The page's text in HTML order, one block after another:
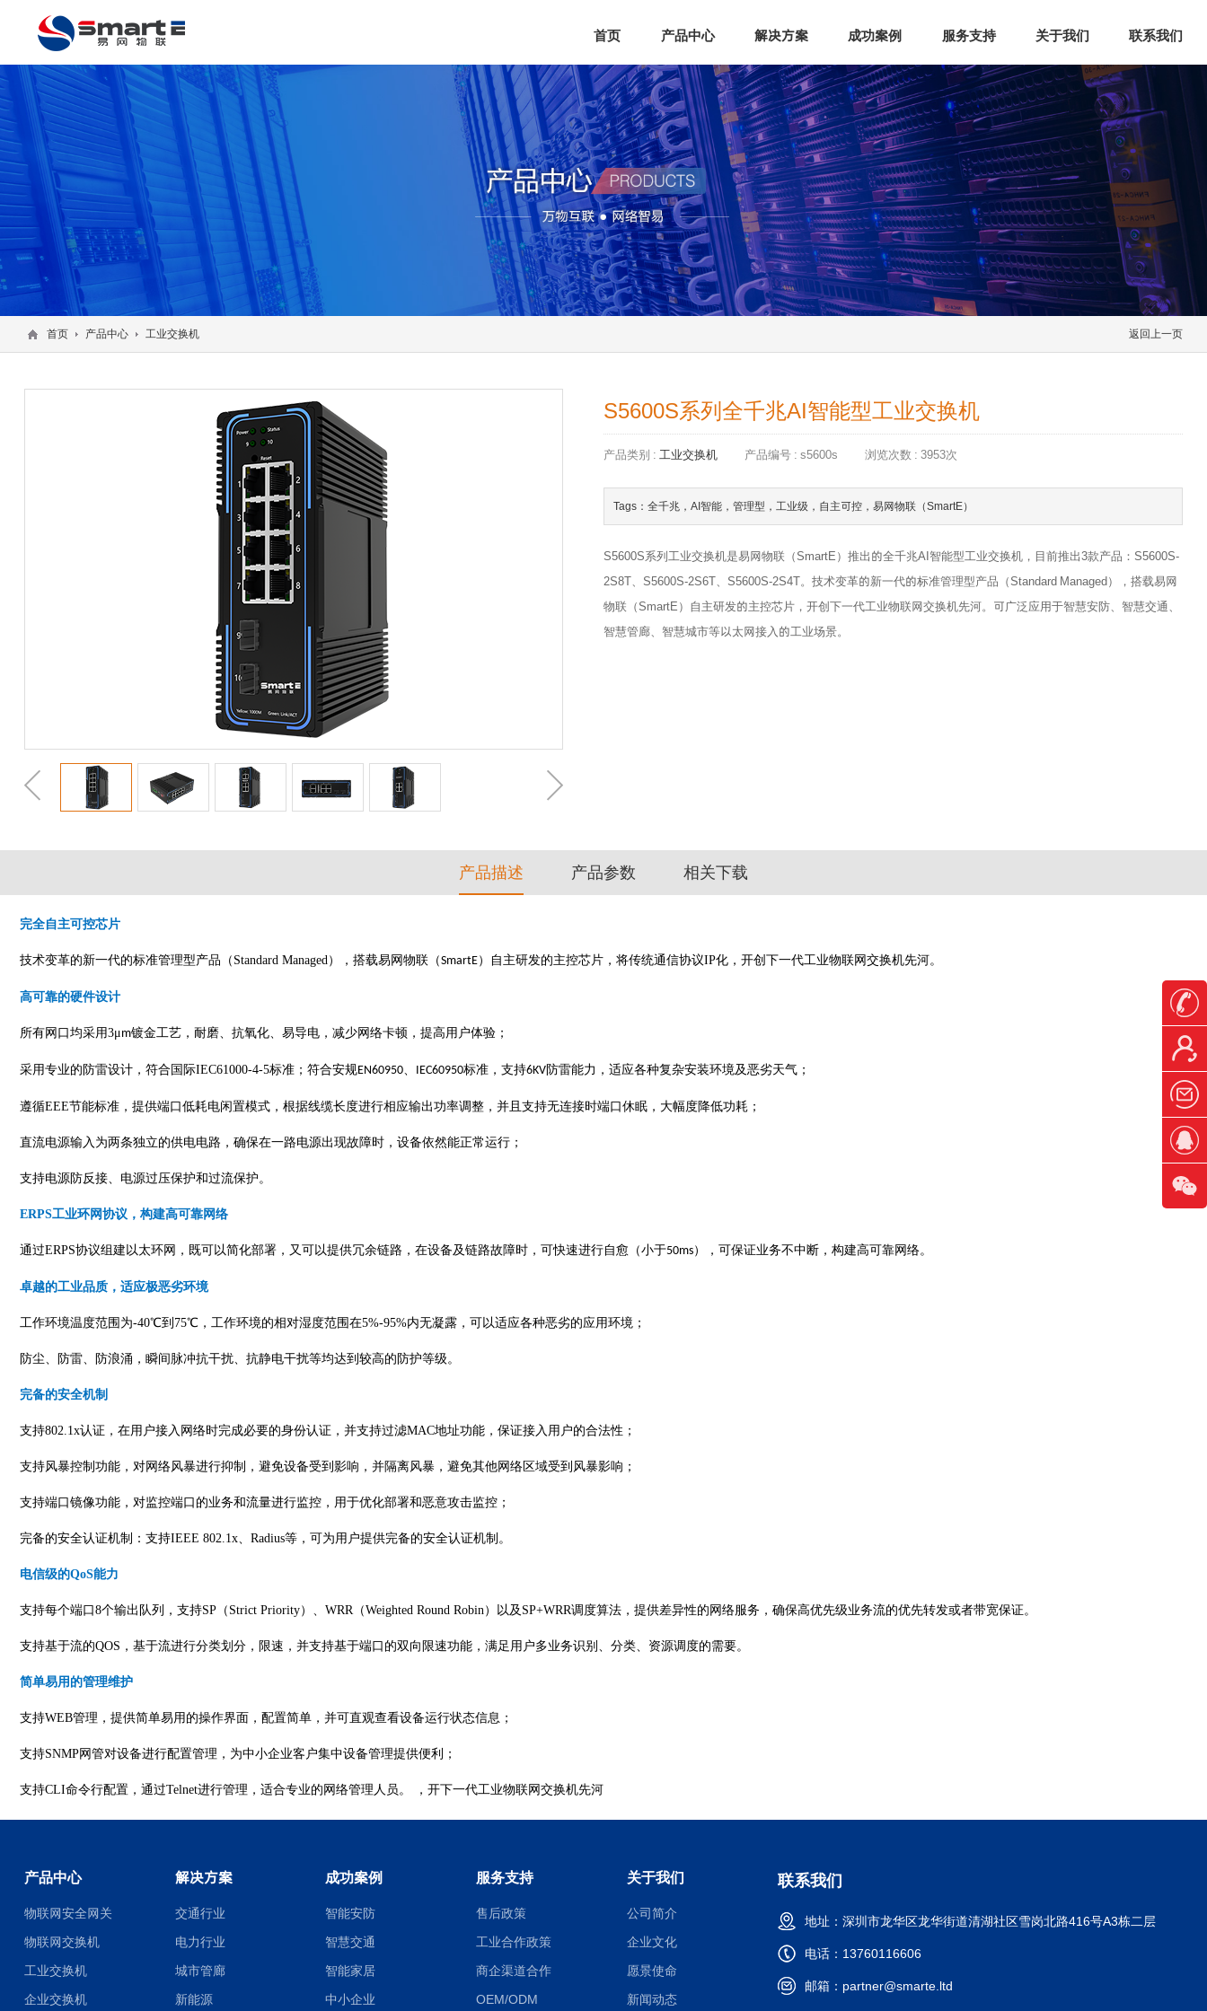
首页 产品中心 解决方案 成功案例 服务支持 关于我们 联系我们
返回上一页
首页 产品中心 工业交换机
S5600S系列全千兆AI智能型工业交换机
产品类别 : 工业交换机 产品编号 : s5600s 浏览次数 : 3953次
Tags：全千兆，AI智能，管理型，工业级，自主可控，易网物联（SmartE）
S5600S系列工业交换机是易网物联（SmartE）推出的全千兆AI智能型工业交换机，目前推出3款产品：S5600S-
2S8T、S5600S-2S6T、S5600S-2S4T。技术变革的新一代的标准管理型产品（Standard Managed），搭载易网
物联（SmartE）自主研发的主控芯片，开创下一代工业物联网交换机先河。可广泛应用于智慧安防、智慧交通、
智慧管廊、智慧城市等以太网接入的工业场景。
产品描述 产品参数 相关下载
完全自主可控芯片
技术变革的新一代的标准管理型产品（ Standard Managed），搭载易网物联（SmartE）自主研发的主控芯片，将传统通信协议IP化，开创 下一代工业物联网交换机先河。
高可靠的硬件设计
所有网口均采用3μm镀金工艺，耐磨、抗氧化、易导电，减少网络卡顿，提高用户体验；
采用专业的防雷设计，符合国际IEC61000-4-5标准；符合安规EN60950、 IEC60950标准，支持6KV防雷能力，适应各种复杂安装环境及恶劣天气；
遵循EEE节能标准，提供端口低耗电闲置模式，根据线缆长度进行相应输出功率调整，并且支持无连接时端口休眠，大幅度降低功耗；
直流电源输入为两条独立的供电电路，确保在一路电源出现故障时，设备依然能正常运行；
支持电源防反接、电源过压保护和过流保护。
ERPS工业环网协议，构建高可靠网络
通过ERPS协议组建以太环网，既可以简化部署，又可以提供冗余链路，在设备及链路故障时，可快速进行自愈（小于50ms），可保证业务不中断，构建高可靠网络。
卓越的工业品质，适应极恶劣环境
工作环境温度范围为-40℃到75℃，工作环境的相对湿度范围在5%-95%内无凝露，可以适应各种恶劣的应用环境；
防尘、防雷、防浪涌，瞬间脉冲抗干扰、抗静电干扰等均达到较高的防护等级。
完备的安全机制
支持802.1x认证，在用户接入网络时完成必要的身份认证，并支持过滤MAC地址功能，保证接入用户的合法性；
支持风暴控制功能，对网络风暴进行抑制，避免设备受到影响，并隔离风暴，避免其他网络区域受到风暴影响；
支持端口镜像功能，对监控端口的业务和流量进行监控，用于优化部署和恶意攻击监控 ；
完备的安全认证机制：支持IEEE 802.1x、Radius等，可为用户提供完备的安全认证机制 。
电信级的QoS能力
支持每个端口 8个输出队列，支持SP（Strict Priority）、WRR（Weighted Round Robin）以及SP+WRR调度算法，提供差异性的网络服务，确保高优先级业务流的优先转发或者带宽保证。
支持基于流的QOS，基于流进行分类划分，限速，并支持基于端口的双向限速功能，满足用户多业务识别、分类、资源调度的需要。
简单易用的管理维护
支持WEB管理，提供简单易用的操作界面，配置简单，并可直观查看设备运行状态信息；
支持SNMP网管对设备进行配置管理，为中小企业客户集中设备管理提供便利；
支持CLI命令行配置，通过Telnet进行管理，适合专业的网络管理人员。 ，开下一代工业物联网交换机先河
产品中心
物联网安全网关
物联网交换机
工业交换机
企业交换机
解决方案
交通行业
电力行业
城市管廊
新能源
成功案例
智能安防
智慧交通
智能家居
中小企业
服务支持
售后政策
工业合作政策
商企渠道合作
OEM/ODM
关于我们
公司简介
企业文化
愿景使命
新闻动态
联系我们
地址：深圳市龙华区龙华街道清湖社区雪岗北路416号A3栋二层
电话：13760116606
邮箱：partner@smarte.ltd